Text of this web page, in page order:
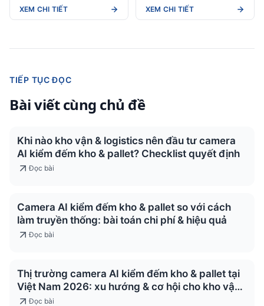
XEM CHI TIẾT XEM CHI TIẾT
TIẾP TỤC ĐỌC
Bài viết cùng chủ đề
Khi nào kho vận & logistics nên đầu tư camera
AI kiểm đếm kho & pallet? Checklist quyết định
Đọc bài
Camera AI kiểm đếm kho & pallet so với cách
làm truyền thống: bài toán chi phí & hiệu quả
Đọc bài
Thị trường camera AI kiểm đếm kho & pallet tại
Việt Nam 2026: xu hướng & cơ hội cho kho vận
& logistics
Đọc bài